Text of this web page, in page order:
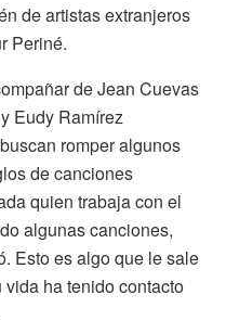
de artistas extranjeros
Periné.
de Jean Cuevas
Eudy Ramírez
romper algunos
de canciones
quien trabaja con el
algunas canciones,
Esto es algo que le sale
ha tenido contacto